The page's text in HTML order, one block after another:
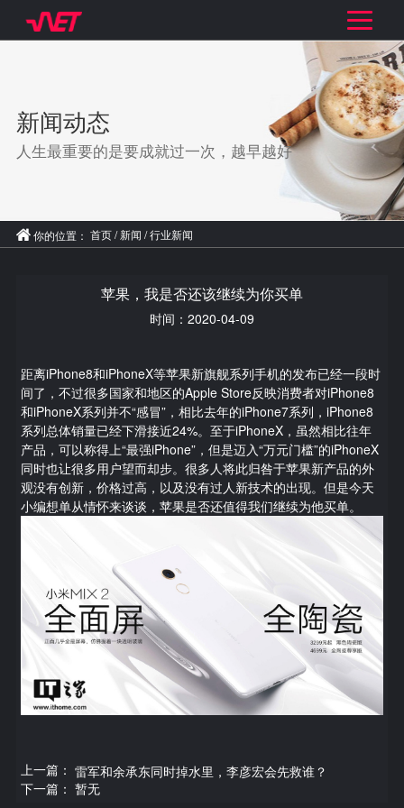
新闻动态
人生最重要的是要成就过一次，越早越好
你的位置： 首页/新闻 /行业新闻
苹果，我是否还该继续为你买单
时间：2020-04-09
距离iPhone8和iPhoneX等苹果新旗舰系列手机的发布已经一段时
间了，不过很多国家和地区的Apple Store反映消费者对iPhone8
和iPhoneX系列并不“感冒”，相比去年的iPhone7系列，iPhone8
系列总体销量已经下滑接近24%。至于iPhoneX，虽然相比往年
产品，可以称得上“最强iPhone”，但是迈入“万元门槛”的iPhoneX
同时也让很多用户望而却步。很多人将此归咎于苹果新产品的外
观没有创新，价格过高，以及没有过人新技术的出现。但是今天
小编想单从情怀来谈谈，苹果是否还值得我们继续为他买单。
雷军和余承东同时掉水里，李彦宏会先救谁？
暂无